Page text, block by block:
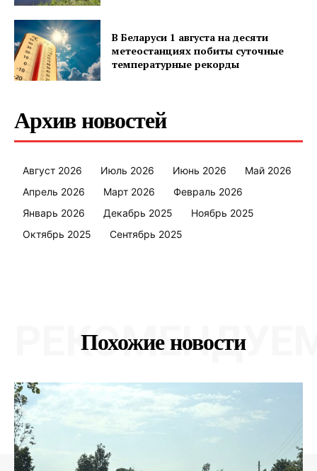
ПОДПИСАТЬСЯ
Редакция "ДВ"
Контакты
Правила использования материалов
Электронные обращения
В Беларуси 1 августа на десяти
метеостанциях побиты суточные
температурные рекорды
Архив новостей
Август 2026 Июль 2026 Июнь 2026
Май 2026
Апрель 2026
Март 2026
Февраль 2026
Январь 2026
Декабрь 2025
Ноябрь 2025
Октябрь 2025
Сентябрь 2025
Похожие новости